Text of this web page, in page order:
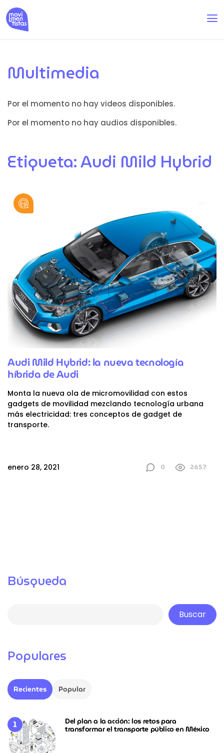
Multimedia
Por el momento no hay videos disponibles.
Por el momento no hay audios disponibles.
Etiqueta:Audi Mild Hybrid
Audi Mild Hybrid: la nueva tecnología
híbrida de Audi
Monta la nueva ola de micromovilidad con estos
gadgets de movilidad mezclando tecnología urbana
más electricidad: tres conceptos de gadget de
transporte.
enero 28, 2021 0 2657
Búsqueda
Buscar
Populares
Recientes Popular
Del plan a la acción: los retos para
transformar el transporte público en México